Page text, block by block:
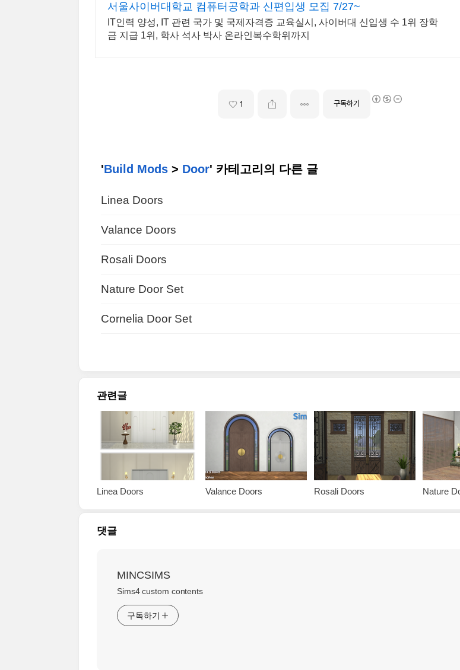
서울사이버대학교 컴퓨터공학과 신편입생 모집 7/27~
IT인력 양성, IT 관련 국가 및 국제자격증 교육실시, 사이버대 신입생 수 1위 장학
금 지급 1위, 학사 석사 박사 온라인복수학위까지
1 구독하기
'Build Mods > Door' 카테고리의 다른 글
Linea Doors
Valance Doors
Rosali Doors
Nature Door Set
Cornelia Door Set
관련글
Linea Doors Valance Doors Rosali Doors Nature
댓글
MINCSIMS
Sims4 custom contents
구독하기